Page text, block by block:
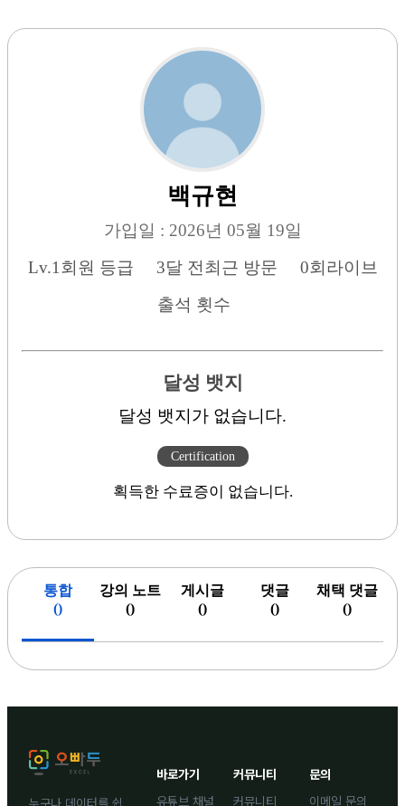
백규현
가입일 : 2026년 05월 19일
Lv.1 회원 등급 3달 전 최근 방문 0회 라이브
출석 횟수
달성 뱃지
달성 뱃지가 없습니다.
Certification
획득한 수료증이 없습니다.
통합
()
강의 노트
()
게시글
()
댓글
()
채택 댓글
()
바로가기
유튜브 채널
커뮤니티
커뮤니티
문의
이메일 문의